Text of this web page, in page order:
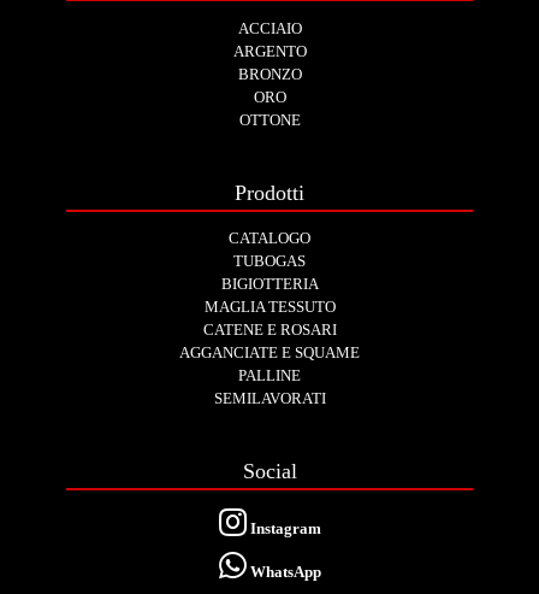
ACCIAIO
ARGENTO
BRONZO
ORO
OTTONE
Prodotti
CATALOGO
TUBOGAS
BIGIOTTERIA
MAGLIA TESSUTO
CATENE E ROSARI
AGGANCIATE E SQUAME
PALLINE
SEMILAVORATI
Social
Instagram
WhatsApp